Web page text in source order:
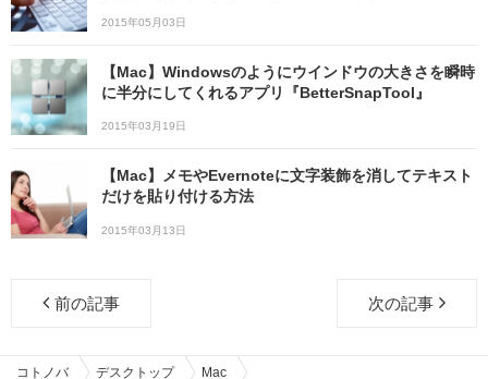
2015年05月03日
【Mac】Windowsのようにウインドウの大きさを瞬時
に半分にしてくれるアプリ『BetterSnapTool』
2015年03月19日
【Mac】メモやEvernoteに文字装飾を消してテキスト
だけを貼り付ける方法
2015年03月13日
前の記事 次の記事
コトノバ デスクトップ Mac